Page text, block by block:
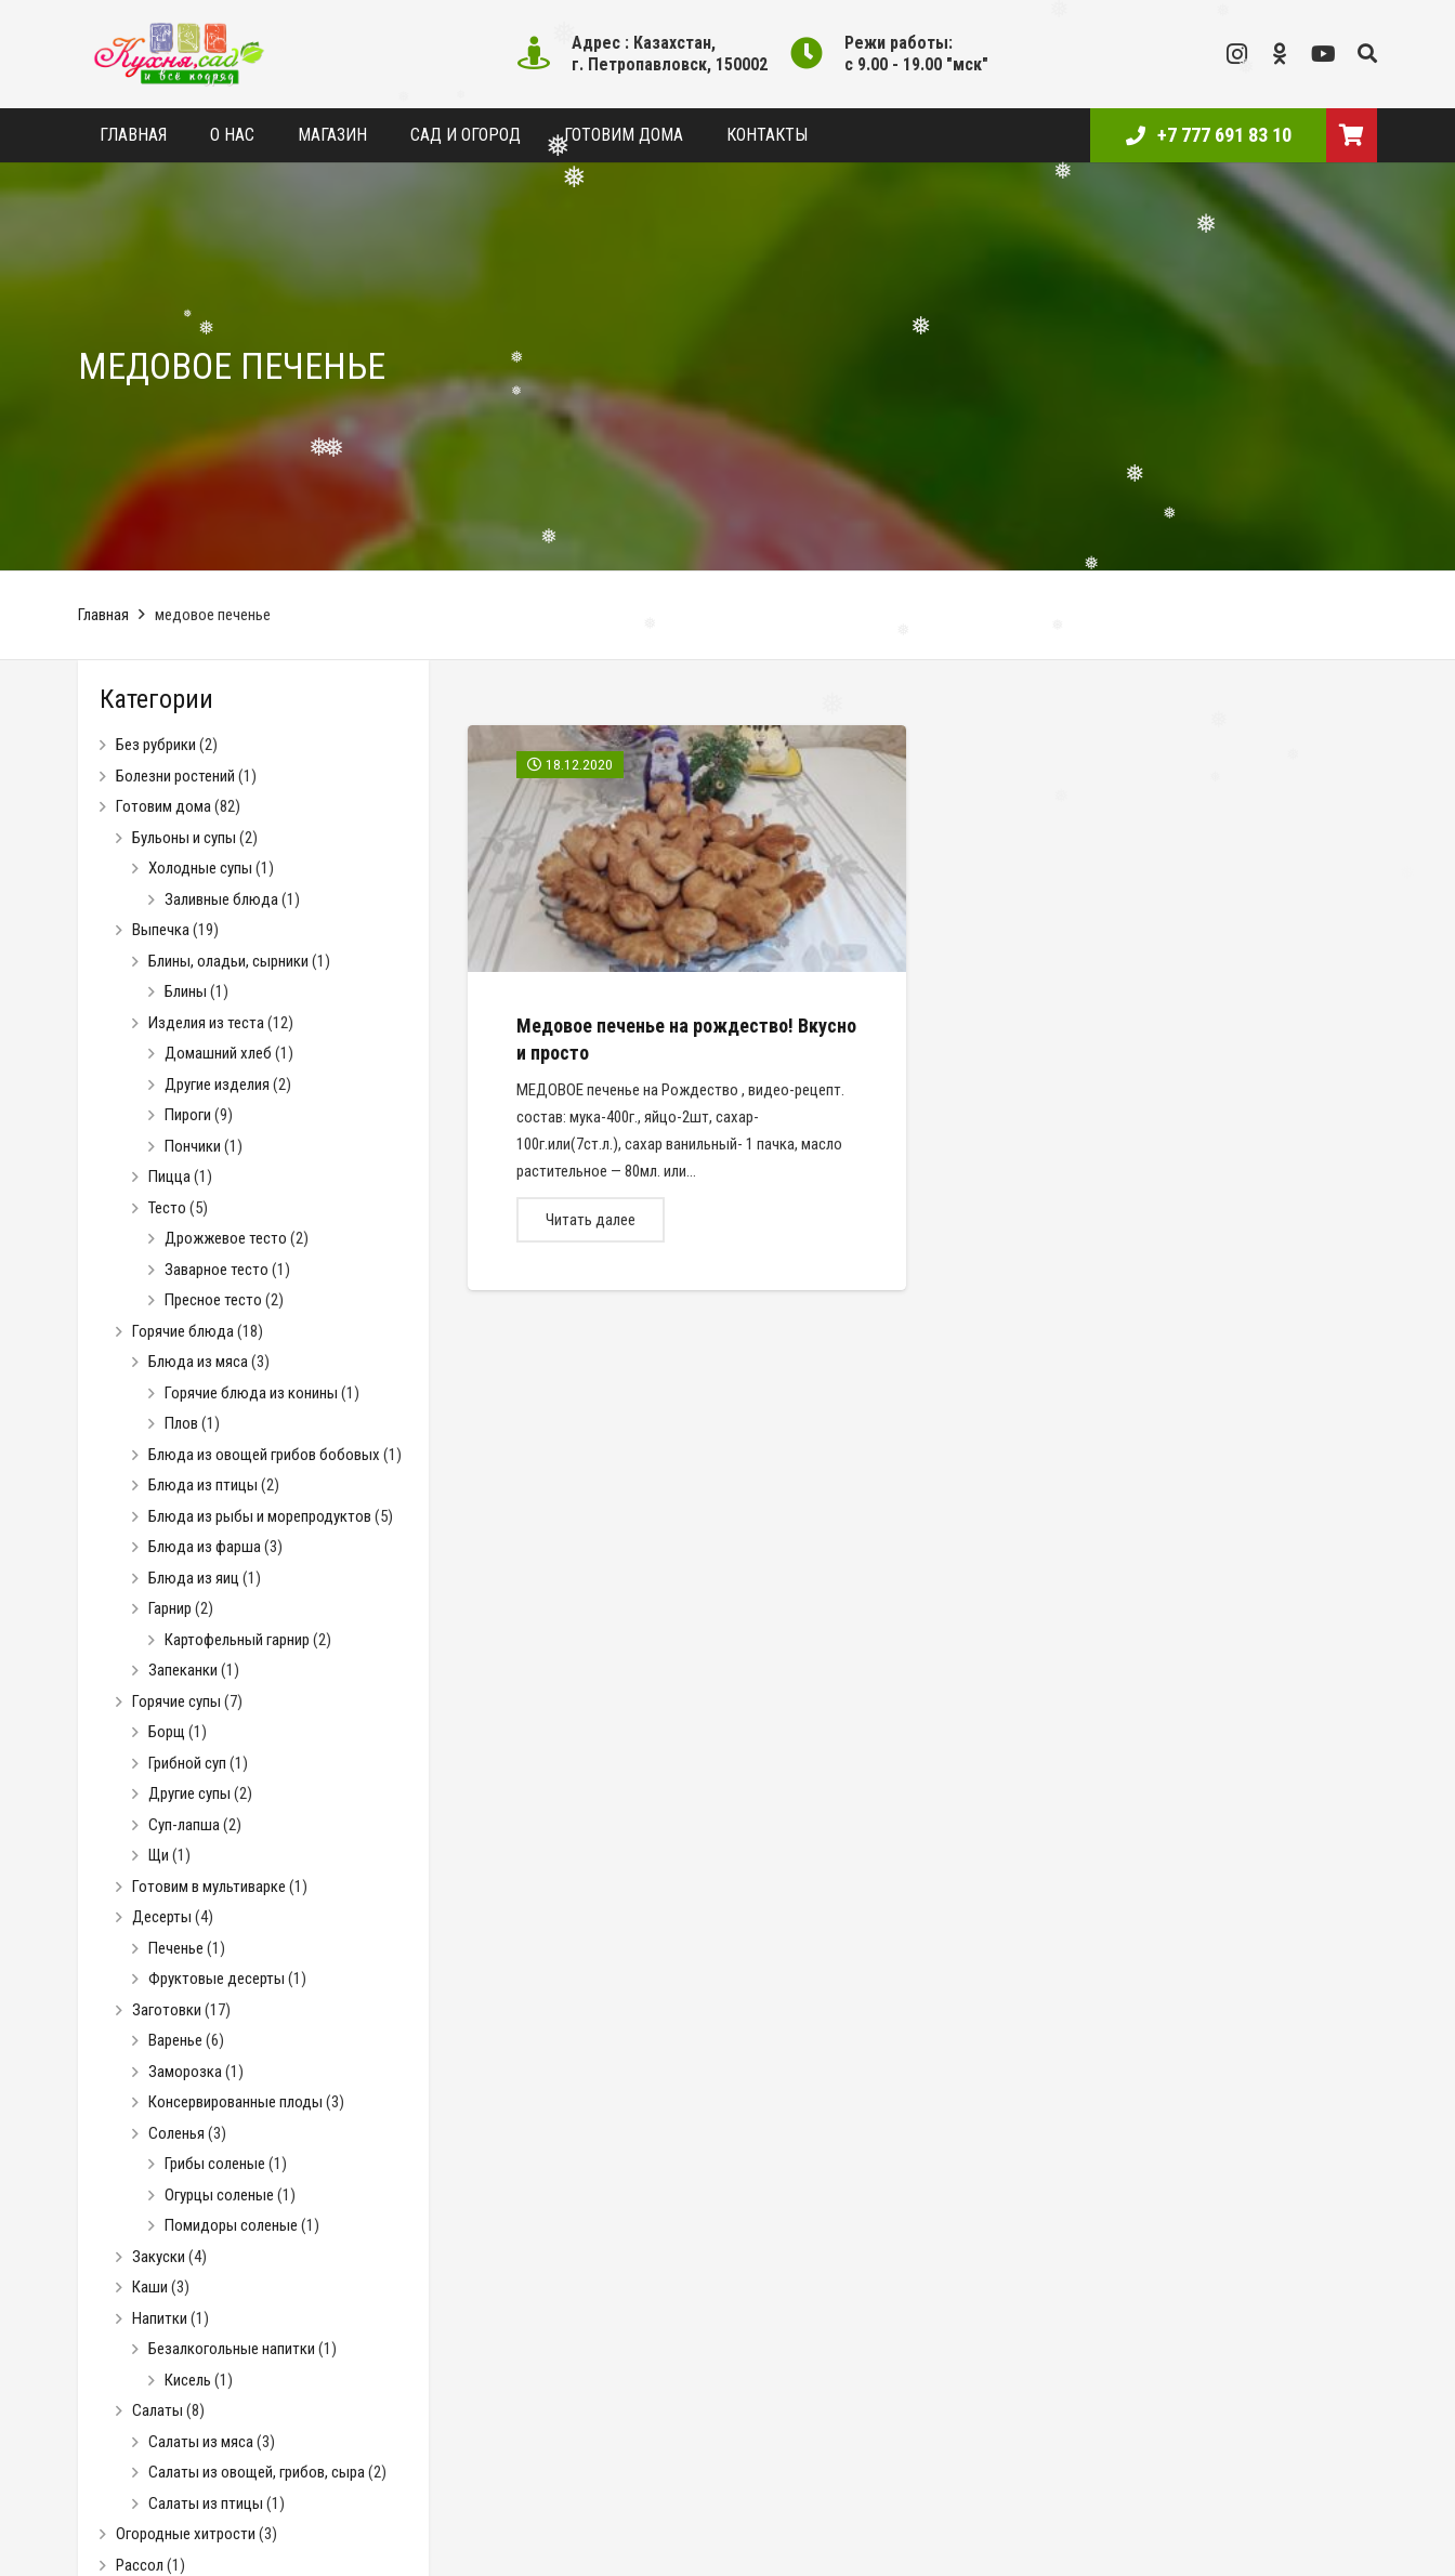
❅
❅
❅
❅
❅
❅ ❅
❅
❅
❅
Адрес : Казахстан,
г. Петропавловск, 150002
Режи работы:
с 9.00 - 19.00 "мск"
ГЛАВНАЯ О НАС МАГАЗИН САД И ОГОРОД ГОТОВИМ ДОМА КОНТАКТЫ +7 777 691 83 10
МЕДОВОЕ ПЕЧЕНЬЕ
Главная медовое печенье
18.12.2020
Медовое печенье на рождество! Вкусно
и просто
МЕДОВОЕ печенье на Рождество , видео-рецепт.
состав: мука-400г., яйцо-2шт, сахар-
100г.или(7ст.л.), сахар ванильный- 1 пачка, масло
растительное — 80мл. или…
Читать далее
Категории
Без рубрики (2)
Болезни ростений (1)
Готовим дома(82)
Бульоны и супы (2)
Холодные супы (1)
Заливные блюда (1)
Выпечка(19)
Блины, оладьи, сырники (1)
Блины (1)
Изделия из теста (12)
Домашний хлеб (1)
Другие изделия (2)
Пироги (9)
Пончики (1)
Пицца(1)
Тесто (5)
Дрожжевое тесто (2)
Заварное тесто (1)
Пресное тесто (2)
Горячие блюда (18)
Блюда из мяса(3)
Горячие блюда из конины (1)
Плов (1)
Блюда из овощей грибов бобовых (1)
Блюда из птицы (2)
Блюда из рыбы и морепродуктов (5)
Блюда из фарша(3)
Блюда из яиц (1)
Гарнир (2)
Картофельный гарнир (2)
Запеканки (1)
Горячие супы (7)
Борщ (1)
Грибной суп (1)
Другие супы (2)
Суп-лапша (2)
Щи (1)
Готовим в мультиварке (1)
Десерты (4)
Печенье (1)
Фруктовые десерты (1)
Заготовки (17)
Варенье (6)
Заморозка (1)
Консервированные плоды (3)
Соленья (3)
Грибы соленые (1)
Огурцы соленые (1)
Помидоры соленые (1)
Закуски (4)
Каши (3)
Напитки (1)
Безалкогольные напитки (1)
Кисель (1)
Салаты (8)
Салаты из мяса (3)
Салаты из овощей, грибов, сыра(2)
Салаты из птицы (1)
Огородные хитрости (3)
Рассол (1)